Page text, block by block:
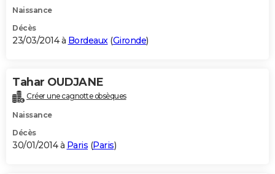
Naissance
Décès
23/03/2014 à Bordeaux(Gironde)
Tahar OUDJANE
Créer une cagnotte obsèques
Naissance
Décès
30/01/2014 à Paris (Paris)